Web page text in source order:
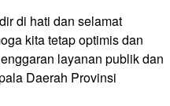
di hati dan selamat
kita tetap optimis dan
layanan publik dan
Daerah Provinsi